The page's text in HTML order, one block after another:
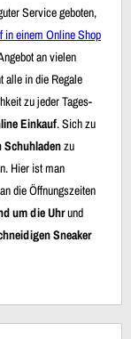
Service geboten,
in einem Online Shop
an vielen
alle in die Regale
zu jeder Tages-
Einkauf. Sich zu
Schuhladenzu
Hier ist man
die Öffnungszeiten
um die Uhrund
Sneaker